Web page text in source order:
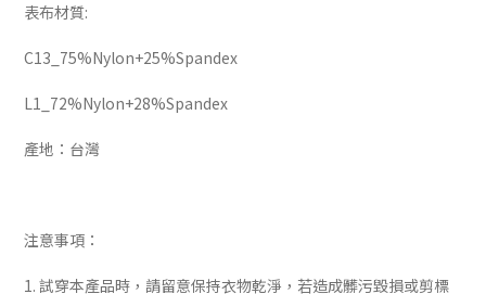
表布材質:
C13_75%Nylon+25%Spandex
L1_72%Nylon+28%Spandex
產地：台灣
注意事項：
1. 試穿本產品時，請留意保持衣物乾淨，若造成髒污毀損或剪標